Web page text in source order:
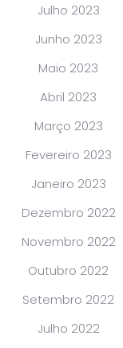
Julho 2023
Junho 2023
Maio 2023
Abril 2023
Março 2023
Fevereiro 2023
Janeiro 2023
Dezembro 2022
Novembro 2022
Outubro 2022
Setembro 2022
Julho 2022